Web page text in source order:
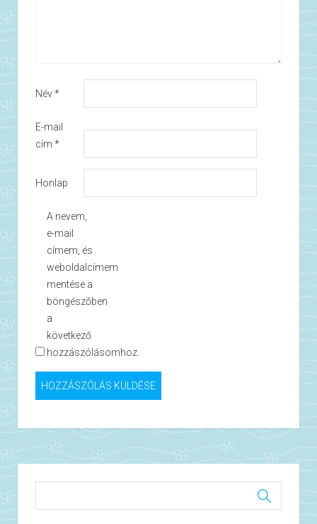
Név*
E-mail
cím *
Honlap
A nevem,
e-mail
címem, és
weboldalcímem
mentése a
böngészőben
a
következő
hozzászólásomhoz.